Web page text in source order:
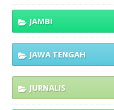
JAMBI
JAWA TENGAH
JURNALIS